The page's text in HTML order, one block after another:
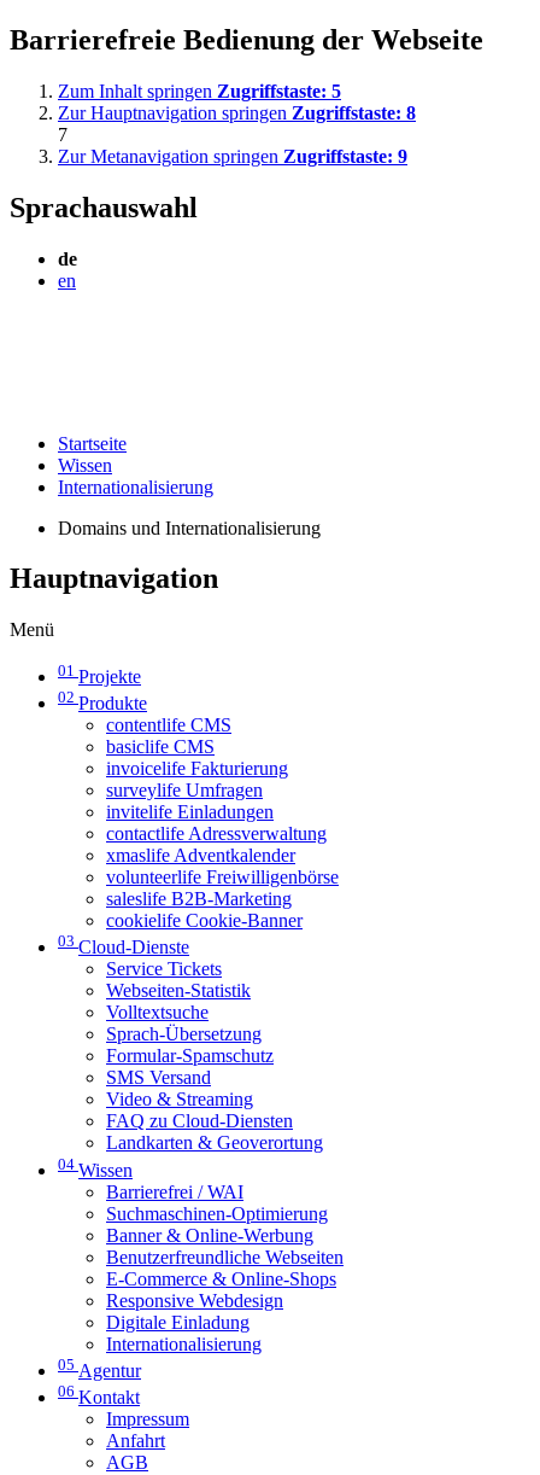
Barrierefreie Bedienung der Webseite
Zum Inhalt springen Zugriffstaste: 5
Zur Hauptnavigation springen Zugriffstaste: 8
7
Zur Metanavigation springen Zugriffstaste: 9
Sprachauswahl
de
en
Startseite
Wissen
Internationalisierung
Domains und Internationalisierung
Hauptnavigation
Menü
01 Projekte
02 Produkte
contentlife CMS
basiclife CMS
invoicelife Fakturierung
surveylife Umfragen
invitelife Einladungen
contactlife Adressverwaltung
xmaslife Adventkalender
volunteerlife Freiwilligenbörse
saleslife B2B-Marketing
cookielife Cookie-Banner
03 Cloud-Dienste
Service Tickets
Webseiten-Statistik
Volltextsuche
Sprach-Übersetzung
Formular-Spamschutz
SMS Versand
Video & Streaming
FAQ zu Cloud-Diensten
Landkarten & Geoverortung
04 Wissen
Barrierefrei / WAI
Suchmaschinen-Optimierung
Banner & Online-Werbung
Benutzerfreundliche Webseiten
E-Commerce & Online-Shops
Responsive Webdesign
Digitale Einladung
Internationalisierung
05 Agentur
06 Kontakt
Impressum
Anfahrt
AGB